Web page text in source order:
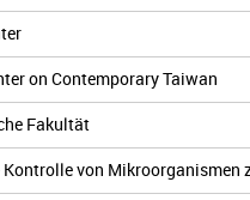
on Contemporary Taiwan
Fakultät
Kontrolle von